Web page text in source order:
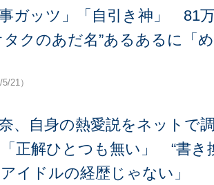
事ガッツ」「自引き神」 81
タクのあだ名”あるあるに「
5/21）
、自身の熱愛説をネットで
正解ひとつも無い」 “書き
イドルの経歴じゃない」